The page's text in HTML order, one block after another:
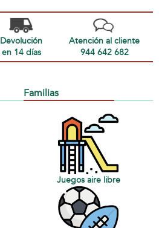
Devolución
en 14 días
Atención al cliente
944 642 682
Familias
Juegos aire libre